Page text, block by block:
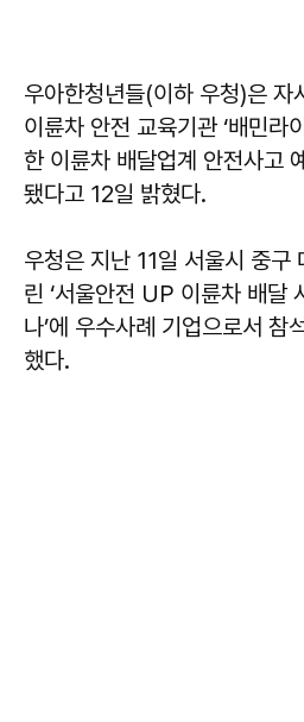
우아한청년들(이하 우청)은 자
이륜차 안전 교육기관 ‘배민라
한 이륜차 배달업계 안전사고
됐다고 12일 밝혔다.
우청은 지난 11일 서울시 중구
린 ‘서울안전 UP 이륜차 배달
나’에 우수사례 기업으로서 참
했다.